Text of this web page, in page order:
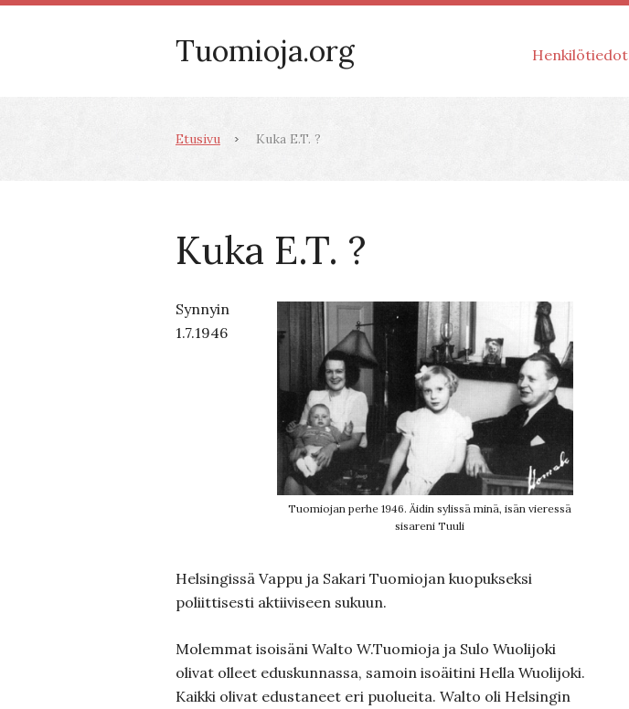
Tuomioja.org Henkilötiedot
Etusivu Kuka E.T. ?
Kuka E.T. ?
Tuomiojan perhe 1946. Äidin sylissä minä, isän vieressä
sisareni Tuuli
Synnyin
1.7.1946
Helsingissä Vappu ja Sakari Tuomiojan kuopukseksi
poliittisesti aktiiviseen sukuun.
Molemmat isoisäni Walto W.Tuomioja ja Sulo Wuolijoki
olivat olleet eduskunnassa, samoin isoäitini Hella Wuolijoki.
Kaikki olivat edustaneet eri puolueita. Walto oli Helsingin